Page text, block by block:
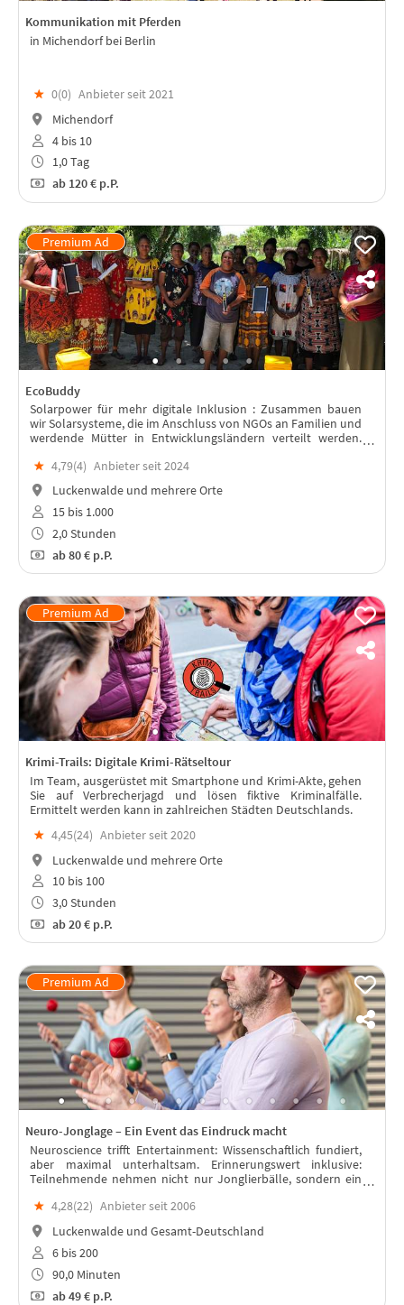
Kommunikation mit Pferden
in Michendorf bei Berlin
★ 0(0) Anbieter seit 2021
Michendorf
4 bis 10
1,0 Tag
ab120 € p.P.
EcoBuddy
Solarpower für mehr digitale Inklusion : Zusammen bauen
wir Solarsysteme, die im Anschluss von NGOs an Familien und
werdende Mütter in Entwicklungsländern verteilt werden.
★ 4,79(4) Anbieter seit 2024
Luckenwalde und mehrere Orte
15 bis 1.000
2,0 Stunden
ab80 € p.P.
Krimi-Trails: Digitale Krimi-Rätseltour
Im Team, ausgerüstet mit Smartphone und Krimi-Akte, gehen
Sie auf Verbrecherjagd und lösen fiktive Kriminalfälle.
Ermittelt werden kann in zahlreichen Städten Deutschlands.
★ 4,45(24) Anbieter seit 2020
Luckenwalde und mehrere Orte
10 bis 100
3,0 Stunden
ab20 € p.P.
Neuro-Jonglage – Ein Event das Eindruck macht
Neuroscience trifft Entertainment: Wissenschaftlich fundiert,
aber maximal unterhaltsam. Erinnerungswert inklusive:
Teilnehmende nehmen nicht nur Jonglierbälle, sondern ein
★ 4,28(22) Anbieter seit 2006
Luckenwalde und Gesamt-Deutschland
6 bis 200
90,0 Minuten
ab49 € p.P.